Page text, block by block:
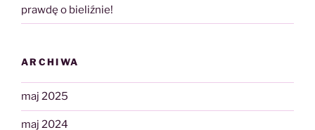
prawdę o bieliźnie!
ARCHIWA
maj 2025
maj 2024